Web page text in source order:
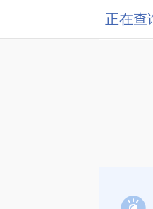
正在查